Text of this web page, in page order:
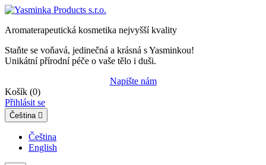
Aromaterapeutická kosmetika nejvyšší kvality
Staňte se voňavá, jedinečná a krásná s Yasminkou!
Unikátní přírodní péče o vaše tělo i duši.
Napište nám
Košík (0)
Přihlásit se
Čeština 
Čeština
English